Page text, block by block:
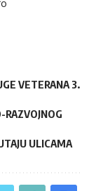
VETERANA 3.
RAZVOJNOG
ULICAMA